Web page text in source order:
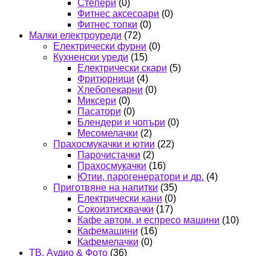
Степери (0)
Фитнес аксесоари (0)
Фитнес топки (0)
Малки електроуреди (72)
Електрически фурни (0)
Кухненски уреди (15)
Електрически скари (5)
Фритюрници (4)
Хлебопекарни (0)
Миксери (0)
Пасатори (0)
Блендери и чопъри (0)
Месомелачки (2)
Прахосмукачки и ютии (22)
Парочистачки (2)
Прахосмукачки (16)
Ютии, парогенератори и др. (4)
Приготвяне на напитки (35)
Електрически кани (0)
Сокоизтисквачки (17)
Кафе автом. и еспресо машини (10)
Кафемашини (16)
Кафемелачки (0)
ТВ, Аудио & Фото (36)